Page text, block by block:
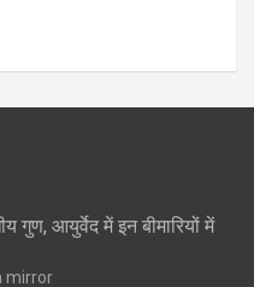
आयुर्वेद में इन बीमारियों में
mirror